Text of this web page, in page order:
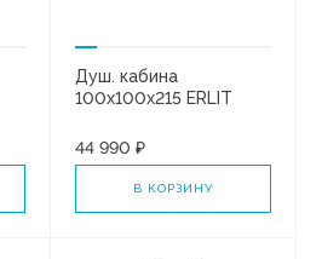
Душ. кабина
100x100x215 ERLIT
высокий поддон
хром/матовое
44 990 ₽
В КОРЗИНУ